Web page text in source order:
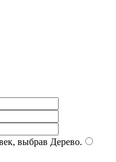
выбрав Дерево.